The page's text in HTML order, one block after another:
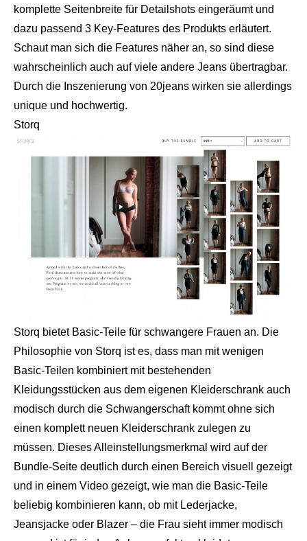
komplette Seitenbreite für Detailshots eingeräumt und
dazu passend 3 Key-Features des Produkts erläutert.
Schaut man sich die Features näher an, so sind diese
wahrscheinlich auch auf viele andere Jeans übertragbar.
Durch die Inszenierung von 20jeans wirken sie allerdings
unique und hochwertig.
Storq
Storq bietet Basic-Teile für schwangere Frauen an. Die
Philosophie von Storq ist es, dass man mit wenigen
Basic-Teilen kombiniert mit bestehenden
Kleidungsstücken aus dem eigenen Kleiderschrank auch
modisch durch die Schwangerschaft kommt ohne sich
einen komplett neuen Kleiderschrank zulegen zu
müssen. Dieses Alleinstellungsmerkmal wird auf der
Bundle-Seite deutlich durch einen Bereich visuell gezeigt
und in einem Video gezeigt, wie man die Basic-Teile
beliebig kombinieren kann, ob mit Lederjacke,
Jeansjacke oder Blazer – die Frau sieht immer modisch